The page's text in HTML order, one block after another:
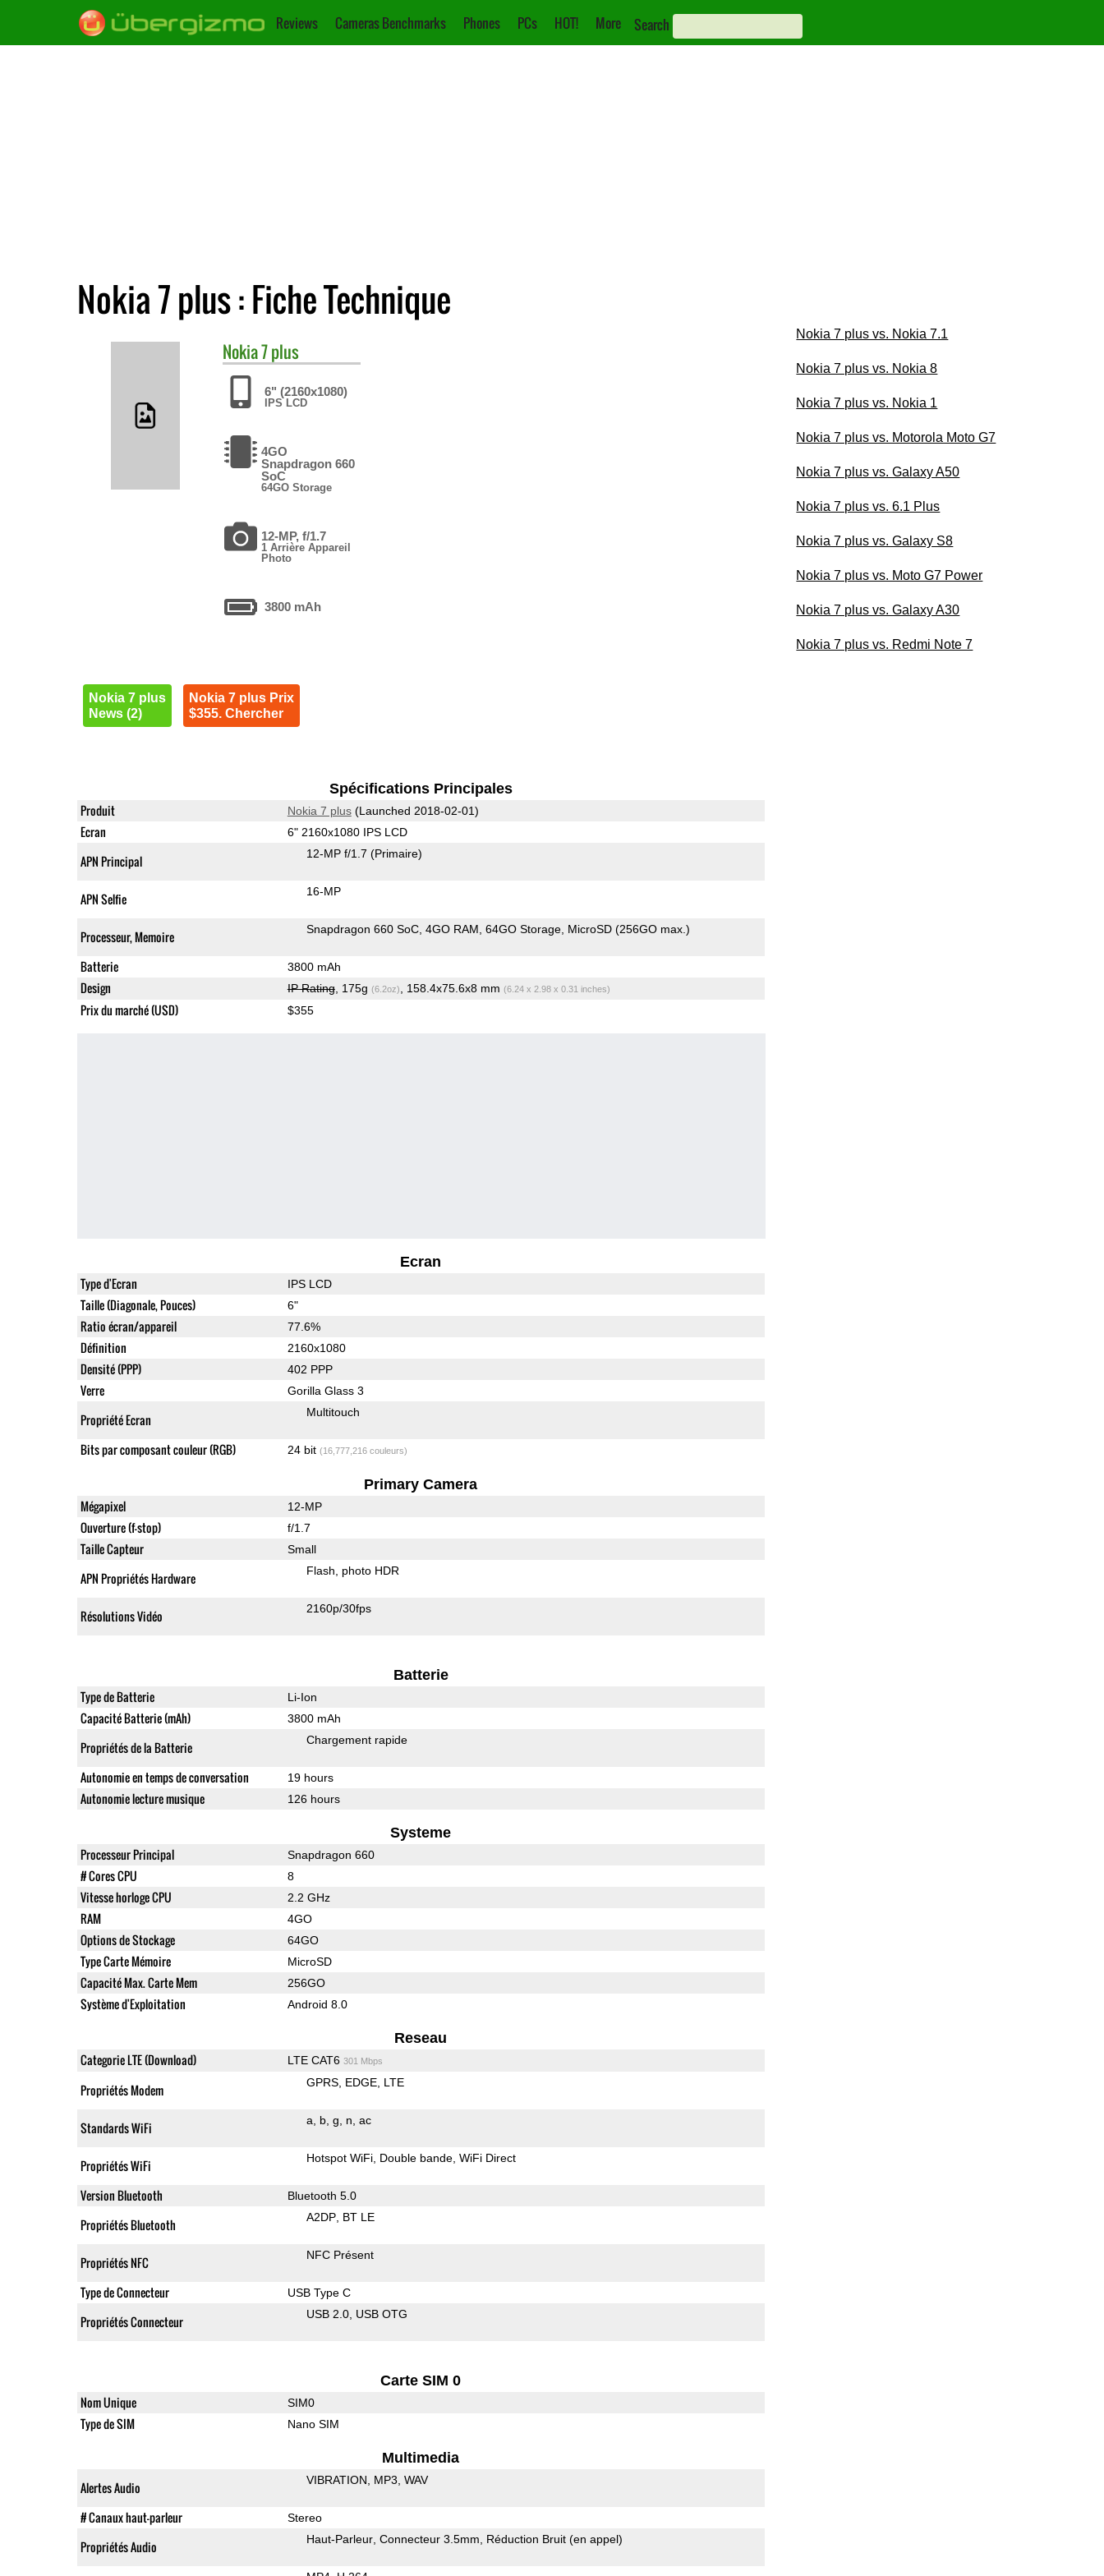
Reviews Cameras Benchmarks Phones PCs HOT! More Search
Nokia 7 plus : Fiche Technique
Nokia7 plus
6" (2160x1080)
IPS LCD
4GO
Snapdragon 660
SoC
64GO Storage
12-MP, f/1.7
1 Arrière Appareil
Photo
3800 mAh
Nokia 7 plus
News (2)
Nokia 7 plus Prix
$355. Chercher
Spécifications Principales
Produit Nokia 7 plus(Launched 2018-02-01)
Ecran 6" 2160x1080 IPS LCD
APN Principal 12-MP f/1.7 (Primaire)
APN Selfie 16-MP
Processeur, Memoire Snapdragon 660 SoC 4GO RAM 64GO Storage MicroSD (256GO max.)
Batterie 3800 mAh
Design IP Rating, 175g (6.2oz) , 158.4x75.6x8 mm (6.24 x 2.98 x 0.31 inches)
Prix du marché (USD) $355
Ecran
Type d'Ecran IPS LCD
Taille (Diagonale, Pouces) 6"
Ratio écran/appareil 77.6%
Définition 2160x1080
Densité (PPP) 402 PPP
Verre Gorilla Glass 3
Propriété Ecran Multitouch
Bits par composant couleur (RGB) 24 bit (16,777,216 couleurs)
Primary Camera
Mégapixel 12-MP
Ouverture (f-stop) f/1.7
Taille Capteur Small
APN Propriétés Hardware Flash photo HDR
Résolutions Vidéo 2160p/30fps
Batterie
Type de Batterie Li-Ion
Capacité Batterie (mAh) 3800 mAh
Propriétés de la Batterie Chargement rapide
Autonomie en temps de conversation 19 hours
Autonomie lecture musique 126 hours
Systeme
Processeur Principal Snapdragon 660
# Cores CPU 8
Vitesse horloge CPU 2.2 GHz
RAM 4GO
Options de Stockage 64GO
Type Carte Mémoire MicroSD
Capacité Max. Carte Mem 256GO
Système d'Exploitation Android 8.0
Reseau
Categorie LTE (Download) LTE CAT6 301 Mbps
Propriétés Modem GPRS EDGE LTE
Standards WiFi a b g n ac
Propriétés WiFi Hotspot WiFi Double bande WiFi Direct
Version Bluetooth Bluetooth 5.0
Propriétés Bluetooth A2DP BT LE
Propriétés NFC NFC Présent
Type de Connecteur USB Type C
Propriétés Connecteur USB 2.0 USB OTG
Carte SIM 0
Nom Unique SIM0
Type de SIM Nano SIM
Multimedia
Alertes Audio VIBRATION MP3 WAV
# Canaux haut-parleur Stereo
Propriétés Audio Haut-Parleur Connecteur 3.5mm Réduction Bruit (en appel)
Nokia 7 plus vs. Nokia 7.1
Nokia 7 plus vs. Nokia 8
Nokia 7 plus vs. Nokia 1
Nokia 7 plus vs. Motorola Moto G7
Nokia 7 plus vs. Galaxy A50
Nokia 7 plus vs. 6.1 Plus
Nokia 7 plus vs. Galaxy S8
Nokia 7 plus vs. Moto G7 Power
Nokia 7 plus vs. Galaxy A30
Nokia 7 plus vs. Redmi Note 7